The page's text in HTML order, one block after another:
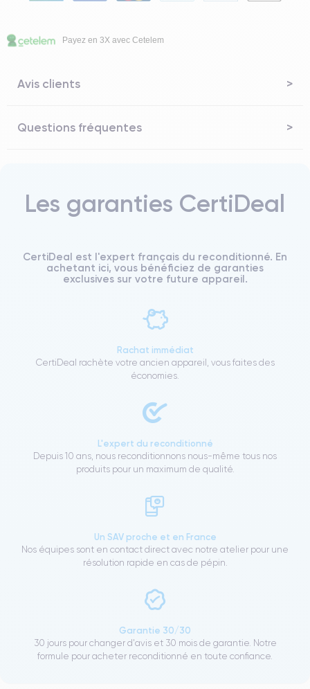
Payez en 3X avec Cetelem
Avis clients
Questions fréquentes
Les garanties CertiDeal
CertiDeal est l'expert français du reconditionné. En
achetant ici, vous bénéficiez de garanties
exclusives sur votre future appareil.
Rachat immédiat
CertiDeal rachète votre ancien appareil, vous faites des
économies.
L'expert du reconditionné
Depuis 10 ans, nous reconditionnons nous-même tous nos
produits pour un maximum de qualité.
Un SAV proche et en France
Nos équipes sont en contact direct avec notre atelier pour une
résolution rapide en cas de pépin.
Garantie 30/30
30 jours pour changer d'avis et 30 mois de garantie. Notre
formule pour acheter reconditionné en toute confiance.